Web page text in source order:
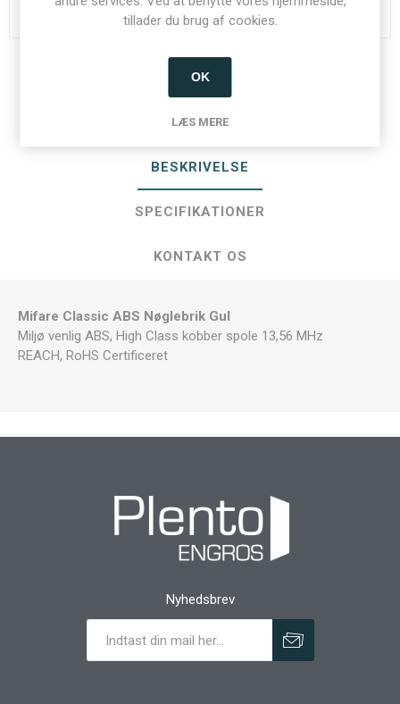
Du skal være logget ind for at se priser
Del:
BESKRIVELSE
SPECIFIKATIONER
KONTAKT OS
Mifare Classic ABS Nøglebrik Gul
Miljø venlig ABS, High Class kobber spole 13,56 MHz
REACH, RoHS Certificeret
Nyhedsbrev
tillader du brug af cookies.
OK
LÆS MERE